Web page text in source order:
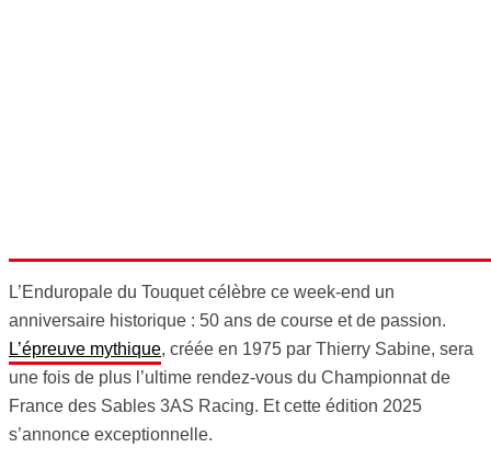
L’Enduropale du Touquet célèbre ce week-end un
anniversaire historique : 50 ans de course et de passion.
L’épreuve mythique, créée en 1975 par Thierry Sabine, sera
une fois de plus l’ultime rendez-vous du Championnat de
France des Sables 3AS Racing. Et cette édition 2025
s’annonce exceptionnelle.